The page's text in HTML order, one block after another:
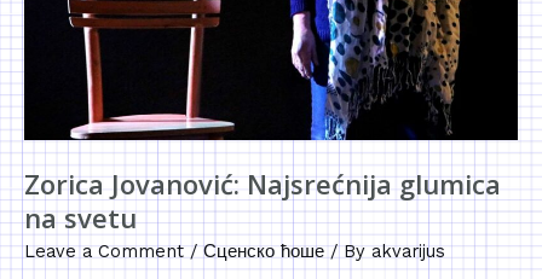
Zorica Jovanović: Najsrećnija glumica
na svetu
Leave a Comment /Сценско ћоше/ Byakvarijus